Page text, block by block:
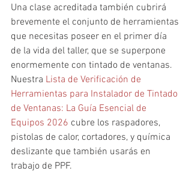
Una clase acreditada también cubrirá
brevemente el conjunto de herramientas
que necesitas poseer en el primer día
de la vida del taller, que se superpone
enormemente con tintado de ventanas.
Nuestra Lista de Verificación de
Herramientas para Instalador de Tintado
de Ventanas: La Guía Esencial de
Equipos 2026 cubre los raspadores,
pistolas de calor, cortadores, y química
deslizante que también usarás en
trabajo de PPF.